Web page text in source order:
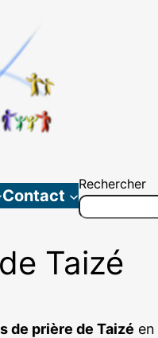
Contact
Rechercher
Taizé
de prière de Taizé en